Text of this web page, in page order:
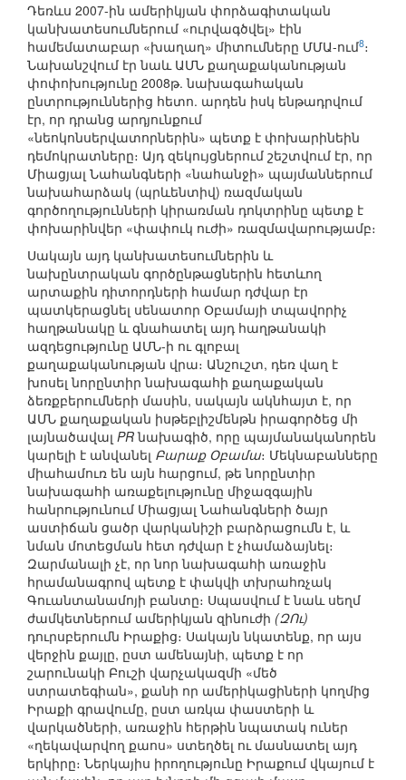
Դեռևս 2007-ին ամերիկյան փորձագիտական
կանխատեսումներում «ուրվագծվել» էին
համեմատաբար «խաղաղ» միտումները ՄՄԱ-ում8։
Նախանշվում էր նաև ԱՄՆ քաղաքականության
փոփոխությունը 2008թ. նախագահական
ընտրություններից հետո. արդեն իսկ ենթադրվում
էր, որ դրանց արդյունքում
«նեոկոնսերվատորներին» պետք է փոխարինեին
դեմոկրատները։ Այդ զեկույցներում շեշտվում էր, որ
Միացյալ Նահանգների «նահանջի» պայմաններում
նախահարձակ (պրևենտիվ) ռազմական
գործողությունների կիրառման դոկտրինը պետք է
փոխարինվեր «փափուկ ուժի» ռազմավարությամբ։
Սակայն այդ կանխատեսումներին և
նախընտրական գործընթացներին հետևող
արտաքին դիտորդների համար դժվար էր
պատկերացնել սենատոր Օբամայի տպավորիչ
հաղթանակը և գնահատել այդ հաղթանակի
ազդեցությունը ԱՄՆ-ի ու գլոբալ
քաղաքականության վրա։ Անշուշտ, դեռ վաղ է
խոսել նորընտիր նախագահի քաղաքական
ձեռքբերումների մասին, սակայն ակնհայտ է, որ
ԱՄՆ քաղաքական իսթեբլիշմենթն իրագործեց մի
լայնածավալ PRնախագիծ, որը պայմանականորեն
կարելի է անվանել Բարաք Օբամա։ Մեկնաբանները
միահամուռ են այն հարցում, թե նորընտիր
նախագահի առաքելությունը միջազգային
հանրությունում Միացյալ Նահանգների ծայր
աստիճան ցածր վարկանիշի բարձրացումն է, և
նման մոտեցման հետ դժվար է չհամաձայնել։
Զարմանալի չէ, որ նոր նախագահի առաջին
հրամանագրով պետք է փակվի տխրահռչակ
Գուանտանամոյի բանտը։ Սպասվում է նաև սեղմ
ժամկետներում ամերիկյան զինուժի (ԶՈւ)
դուրսբերումն Իրաքից։ Սակայն նկատենք, որ այս
վերջին քայլը, ըստ ամենայնի, պետք է որ
շարունակի Բուշի վարչակազմի «մեծ
ստրատեգիան», քանի որ ամերիկացիների կողմից
Իրաքի գրավումը, ըստ առկա փաստերի և
վարկածների, առաջին հերթին նպատակ ուներ
«ղեկավարվող քաոս» ստեղծել ու մասնատել այդ
երկիրը։ Ներկայիս իրողությունը Իրաքում վկայում է